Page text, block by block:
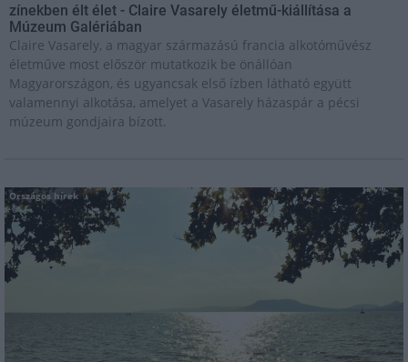
zínekben élt élet - Claire Vasarely életmű-kiállítása a
Múzeum Galériában
Claire Vasarely, a magyar származású francia alkotóművész
életműve most először mutatkozik be önállóan
Magyarországon, és ugyancsak első ízben látható együtt
valamennyi alkotása, amelyet a Vasarely házaspár a pécsi
múzeum gondjaira bízott.
Országos hírek